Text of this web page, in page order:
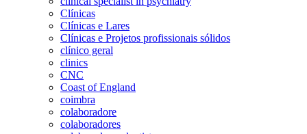
Clínicas
Clínicas e Lares
Clínicas e Projetos profissionais sólidos
clínico geral
clinics
CNC
Coast of England
coimbra
colaboradore
colaboradores